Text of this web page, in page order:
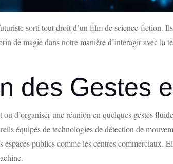
sorti tout droit d’un film de science-fiction.
de magie dans notre manière d’interagir avec
des Gestes
d’organiser une réunion en quelques gestes
équipés de technologies de détection de
espaces publics comme les centres commerciaux.